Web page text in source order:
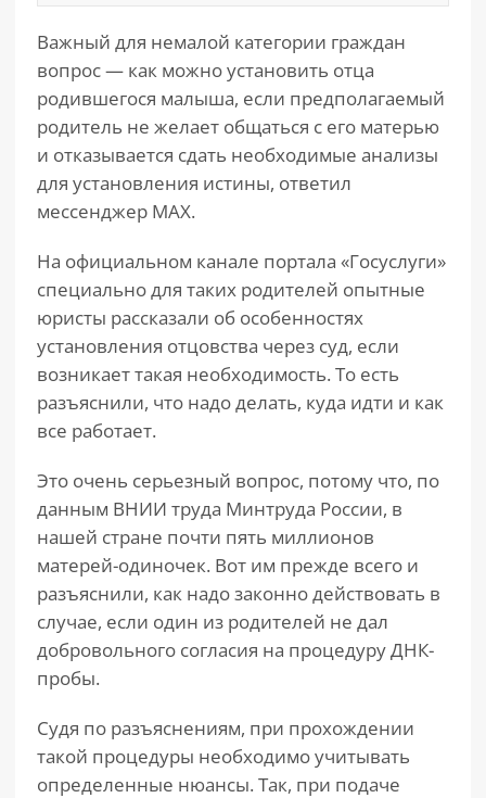
Важный для немалой категории граждан
вопрос — как можно установить отца
родившегося малыша, если предполагаемый
родитель не желает общаться с его матерью
и отказывается сдать необходимые анализы
для установления истины, ответил
мессенджер МАХ.
На официальном канале портала «Госуслуги»
специально для таких родителей опытные
юристы рассказали об особенностях
установления отцовства через суд, если
возникает такая необходимость. То есть
разъяснили, что надо делать, куда идти и как
все работает.
Это очень серьезный вопрос, потому что, по
данным ВНИИ труда Минтруда России, в
нашей стране почти пять миллионов
матерей-одиночек. Вот им прежде всего и
разъяснили, как надо законно действовать в
случае, если один из родителей не дал
добровольного согласия на процедуру ДНК-
пробы.
Судя по разъяснениям, при прохождении
такой процедуры необходимо учитывать
определенные нюансы. Так, при подаче